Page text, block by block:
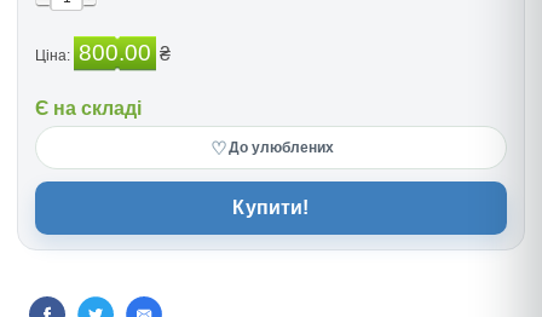
Ціна: 800.00 ₴
Є на складі
♡До улюблених
Купити!